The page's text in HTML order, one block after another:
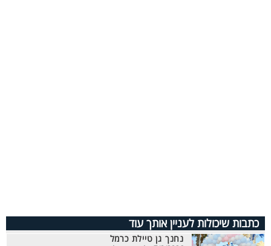
כתבות שיכולות לעניין אותך עוד
נחנך גן טיילת כרמל